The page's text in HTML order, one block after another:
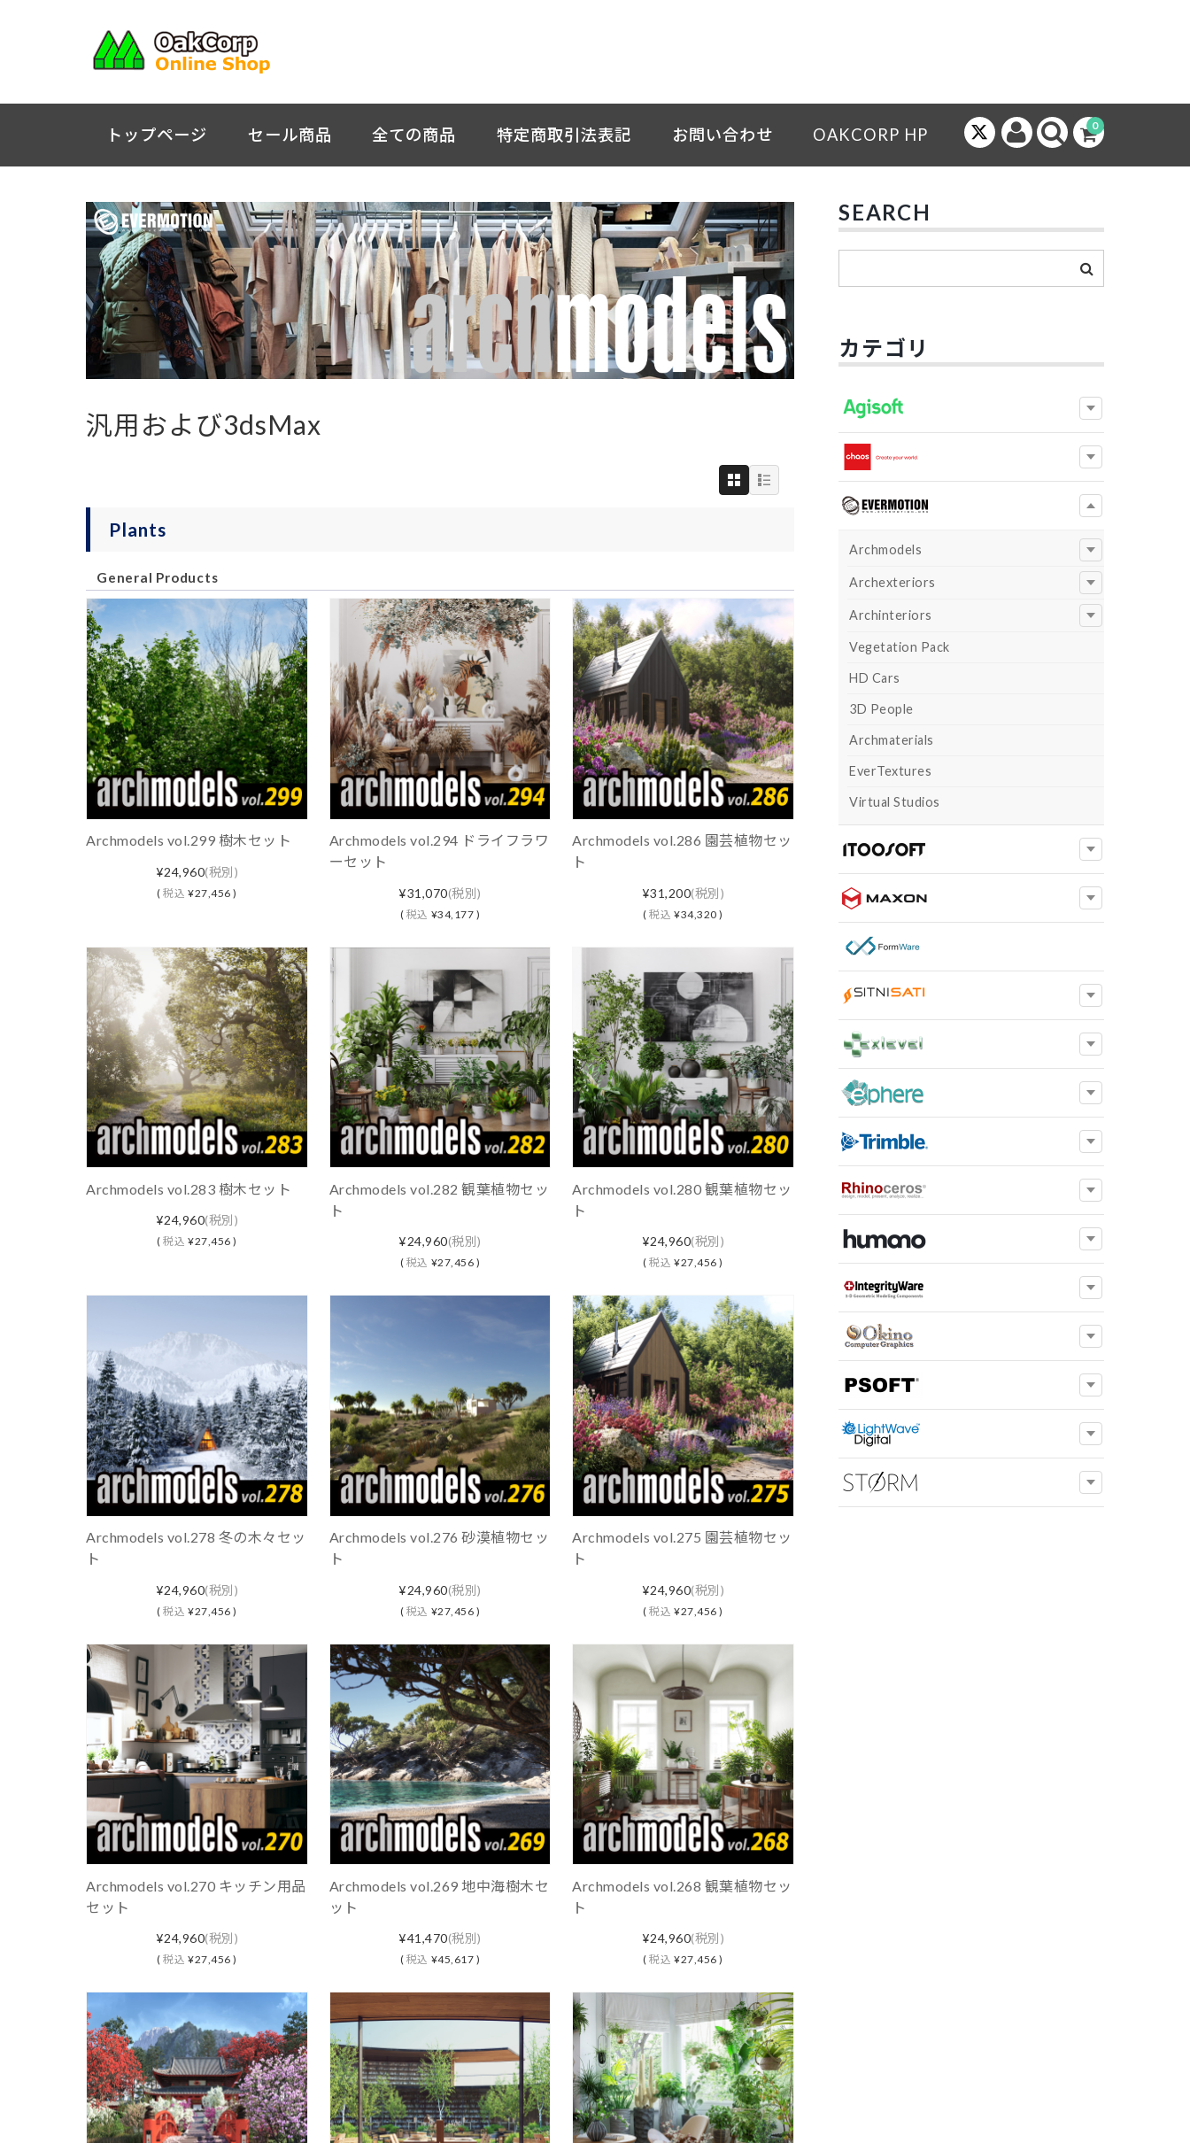
0
トップページ セール商品 全ての商品 特定商取引法表記 お問い合わせ OAKCORP HP
汎用および3dsMax
Plants
General Products
Archmodels vol.299 樹木セット
¥24,960(税別)
(税込 ¥27,456 )
Archmodels vol.294 ドライフラワ
ーセット
¥31,070(税別)
( 税込 ¥34,177 )
Archmodels vol.286 園芸植物セッ
ト
¥31,200(税別)
(税込 ¥34,320 )
Archmodels vol.283 樹木セット
¥24,960(税別)
(税込 ¥27,456 )
Archmodels vol.282 観葉植物セッ
ト
¥24,960(税別)
( 税込 ¥27,456 )
Archmodels vol.280 観葉植物セッ
ト
¥24,960(税別)
(税込 ¥27,456 )
Archmodels vol.278 冬の木々セッ
ト
¥24,960(税別)
(税込 ¥27,456 )
Archmodels vol.276 砂漠植物セッ
ト
¥24,960(税別)
( 税込 ¥27,456 )
Archmodels vol.275 園芸植物セッ
ト
¥24,960(税別)
(税込 ¥27,456 )
Archmodels vol.270 キッチン用品
セット
¥24,960(税別)
(税込 ¥27,456 )
Archmodels vol.269 地中海樹木セ
ット
¥41,470(税別)
( 税込 ¥45,617 )
Archmodels vol.268 観葉植物セッ
ト
¥24,960(税別)
(税込 ¥27,456 )
SEARCH
カテゴリ
Archmodels
Archexteriors
Archinteriors
Vegetation Pack
HD Cars
3D People
Archmaterials
EverTextures
Virtual Studios